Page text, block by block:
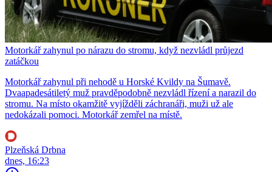
Motorkář zahynul po nárazu do stromu, když nezvládl průjezd
zatáčkou
Motorkář zahynul při nehodě u Horské Kvildy na Šumavě.
Dvaapadesátiletý muž pravděpodobně nezvládl řízení a narazil do
stromu. Na místo okamžitě vyjížděli záchranáři, muži už ale
nedokázali pomoci. Motorkář zemřel na místě.
Plzeňská Drbna
dnes, 16:23